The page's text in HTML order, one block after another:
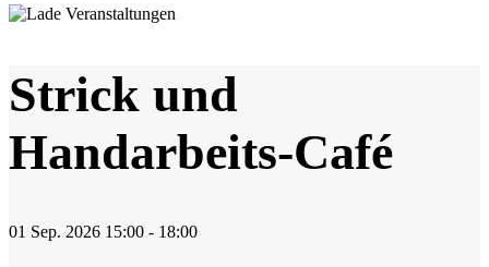
Strick und
Handarbeits-Café
01 Sep. 2026 15:00 - 18:00